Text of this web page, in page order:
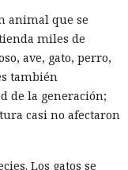
afirmó que las
y que
como a
incorporó al
la propia
animal que se
miles de
ave, gato, perro,
también
de la generación;
casi no afectaron
Los gatos se